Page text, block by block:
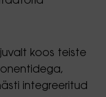
koos teiste
integreeritud